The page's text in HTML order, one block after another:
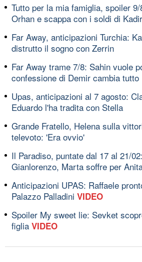
Tutto per la mia famiglia, spoiler
Orhan e scappa con i soldi di Kadir
Far Away, anticipazioni Turchia:
distrutto il sogno con Zerrin
Far Away trame 7/8: Sahin vuole
confessione di Demir cambia tutto
Upas, anticipazioni al 7 agosto:
Eduardo l'ha tradita con Stella
Grande Fratello, Helena sulla
televoto: 'Era ovvio'
Il Paradiso, puntate dal 17 al 21/
Gianlorenzo, Marta soffre per
Anticipazioni UPAS: Raffaele
Palazzo Palladini VIDEO
Spoiler My sweet lie: Sevket
figlia VIDEO